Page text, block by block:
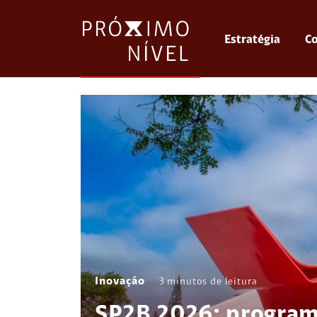
Estratégia
Inovação 3 minutos de leitura